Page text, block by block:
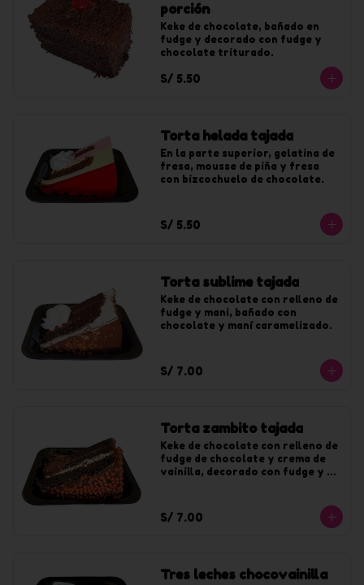
porción
Keke de chocolate, bañado en
fudge y decorado con fudge y
chocolate triturado.
S/ 5.50
Torta helada tajada
En la parte superior, gelatina de
fresa, mousse de piña y fresa
con bizcochuelo de chocolate.
S/ 5.50
Torta sublime tajada
Keke de chocolate con relleno de
fudge y mani, bañado con
chocolate y maní caramelizado.
S/ 7.00
Torta zambito tajada
Keke de chocolate con relleno de
fudge de chocolate y crema de
vainilla, decorado con fudge y
S/ 7.00
Tres leches chocovainilla